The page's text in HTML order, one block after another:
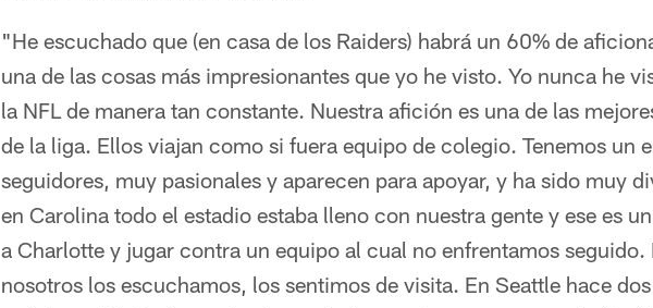
"He escuchado que (en casa de los Raiders) habrá un 60% de
una de las cosas más impresionantes que yo he visto. Yo nunca he
la NFL de manera tan constante. Nuestra afición es una de las
de la liga. Ellos viajan como si fuera equipo de colegio. Tenemos un
seguidores, muy pasionales y aparecen para apoyar, y ha sido muy
en Carolina todo el estadio estaba lleno con nuestra gente y ese es
a Charlotte y jugar contra un equipo al cual no enfrentamos seguido.
nosotros los escuchamos, los sentimos de visita. En Seattle hace